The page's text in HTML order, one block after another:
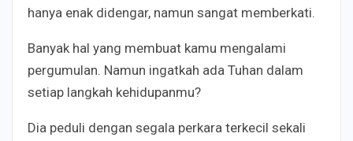
hanya enak didengar, namun sangat memberkati.
Banyak hal yang membuat kamu mengalami
pergumulan. Namun ingatkah ada Tuhan dalam
setiap langkah kehidupanmu?
Dia peduli dengan segala perkara terkecil sekali